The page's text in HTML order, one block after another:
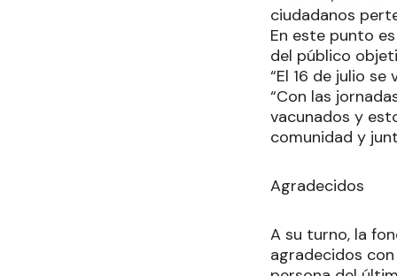
ciudadanos
En este punto
del público
“El 16 de julio
“Con las
vacunados y
comunidad y
Agradecidos
A su turno, la
agradecidos